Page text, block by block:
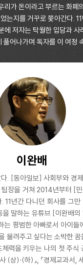
가 돈이라고 부르는 화폐
는지를 거꾸로 쫓아간다.
에 저자는 탁월한 입담과 사
풀어나가며 독자를 이 여정
이완배
. [동아일보] 사회부와 경
팀장을 거쳐 2014년부터 [
11년간 다니던 회사를 그
을 말하는 유튜브 [이완배
는 평범한 아빠로서 아이들
물려주고 싶다는 소박한 꿈
력을 키우는 나의 첫 주식
(상)·(하)』, 『경제교과서,